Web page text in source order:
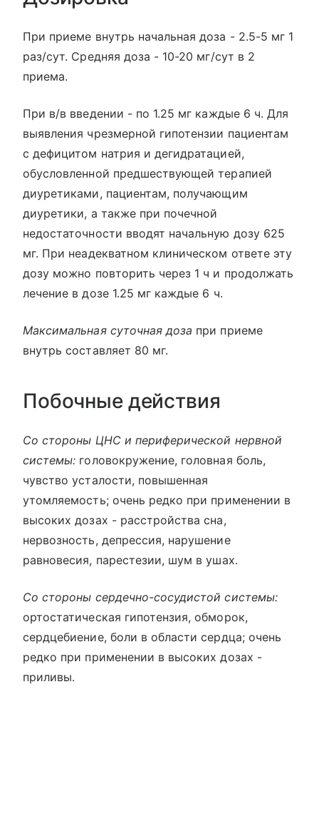
При приеме внутрь начальная доза - 2.5-5 мг 1
раз/сут. Средняя доза - 10-20 мг/сут в 2
приема.
При в/в введении - по 1.25 мг каждые 6 ч. Для
выявления чрезмерной гипотензии пациентам
с дефицитом натрия и дегидратацией,
обусловленной предшествующей терапией
диуретиками, пациентам, получающим
диуретики, а также при почечной
недостаточности вводят начальную дозу 625
мг. При неадекватном клиническом ответе эту
дозу можно повторить через 1 ч и продолжать
лечение в дозе 1.25 мг каждые 6 ч.
Максимальная суточная доза при приеме
внутрь составляет 80 мг.
Побочные действия
Со стороны ЦНС и периферической нервной
системы: головокружение, головная боль,
чувство усталости, повышенная
утомляемость; очень редко при применении в
высоких дозах - расстройства сна,
нервозность, депрессия, нарушение
равновесия, парестезии, шум в ушах.
Со стороны сердечно-сосудистой системы:
ортостатическая гипотензия, обморок,
сердцебиение, боли в области сердца; очень
редко при применении в высоких дозах -
приливы.